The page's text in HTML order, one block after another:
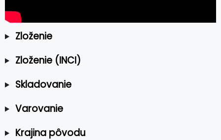
Zloženie
Zloženie (INCI)
Skladovanie
Varovanie
Krajina pôvodu